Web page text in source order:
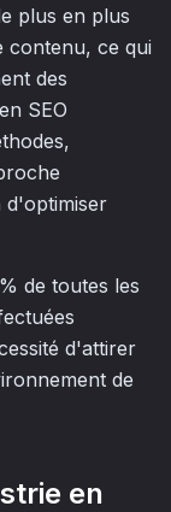
plus en plus
contenu, ce qui
des
SEO
d'optimiser
de toutes les
d'attirer
de
en